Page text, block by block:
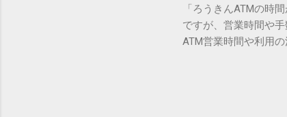
じめ配達時間を変更
本国内で最も利用さ
します。 1. トーク画
接届きます。そのま
「ろうきんATMの時
ですが、営業時間や
ATM営業時間や利用
日：休止（※一部店